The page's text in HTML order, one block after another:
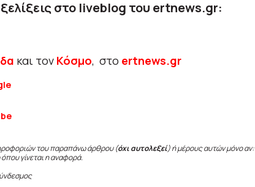
στο liveblog του ertnews.gr:
και τον Κόσμο, στο ertnews.gr
του παραπάνω άρθρου (όχι αυτολεξεί) ή μέρους αυτών μόνο αν:
γίνεται η αναφορά.